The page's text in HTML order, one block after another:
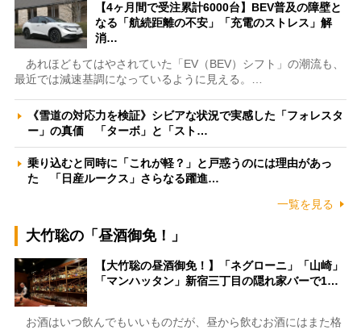
【4ヶ月間で受注累計6000台】BEV普及の障壁と
なる「航続距離の不安」「充電のストレス」解
消…
あれほどもてはやされていた「EV（BEV）シフト」の潮流も、
最近では減速基調になっているように見える。…
《雪道の対応力を検証》シビアな状況で実感した「フォレスタ
ー」の真価 「ターボ」と「スト…
乗り込むと同時に「これが軽？」と戸惑うのには理由があっ
た 「日産ルークス」さらなる躍進…
一覧を見る
大竹聡の「昼酒御免！」
【大竹聡の昼酒御免！】「ネグローニ」「山崎」
「マンハッタン」新宿三丁目の隠れ家バーで1…
お酒はいつ飲んでもいいものだが、昼から飲むお酒にはまた格